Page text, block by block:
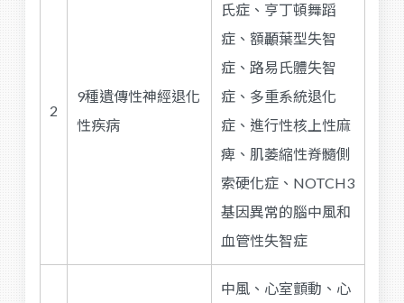
2
9種遺傳性神經退化
性疾病
氏症、亨丁頓舞蹈
症、額顳葉型失智
症、路易氏體失智
症、多重系統退化
症、進行性核上性麻
痺、肌萎縮性脊髓側
索硬化症、NOTCH3
基因異常的腦中風和
血管性失智症
中風、心室顫動、心